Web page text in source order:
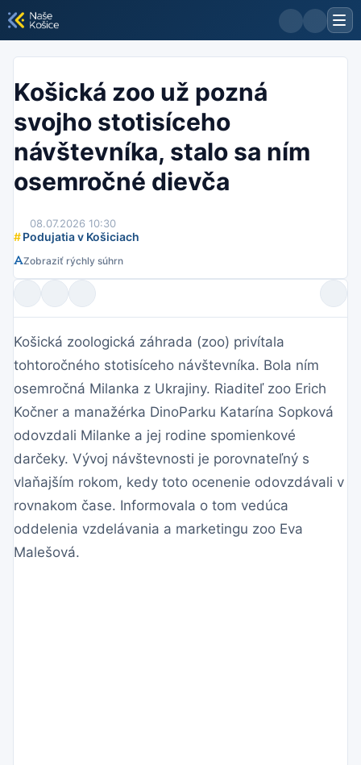
Košická zoo už pozná
svojho stotisíceho
návštevníka, stalo sa ním
osemročné dievča
08.07.2026 10:30
#Podujatia v Košiciach
Zobraziť rýchly súhrn
Košická zoologická záhrada (zoo) privítala
tohtoročného stotisíceho návštevníka. Bola ním
osemročná Milanka z Ukrajiny. Riaditeľ zoo Erich
Kočner a manažérka DinoParku Katarína Sopková
odovzdali Milanke a jej rodine spomienkové
darčeky. Vývoj návštevnosti je porovnateľný s
vlaňajším rokom, kedy toto ocenenie odovzdávali v
rovnakom čase. Informovala o tom vedúca
oddelenia vzdelávania a marketingu zoo Eva
Malešová.